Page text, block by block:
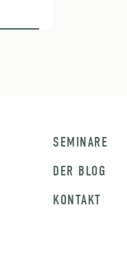
SEMINARE
DER BLOG
KONTAKT